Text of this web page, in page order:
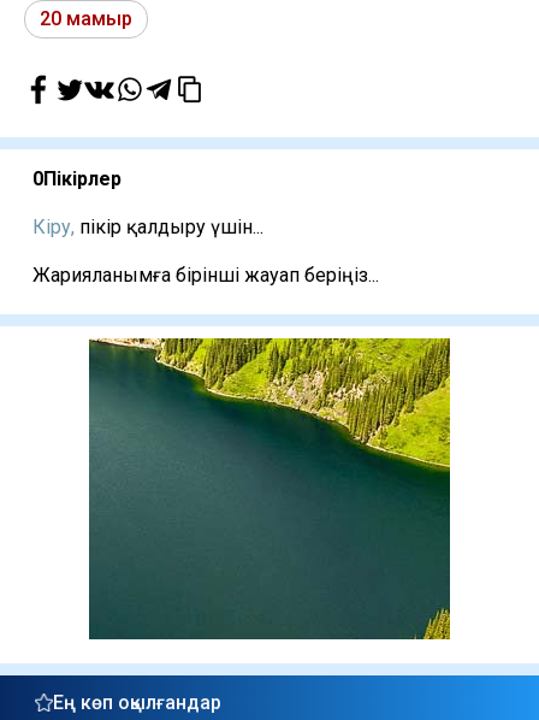
20 мамыр
0Пікірлер
Кіру, пікір қалдыру үшін...
Жарияланымға бірінші жауап беріңіз...
Ең көп оқылғандар